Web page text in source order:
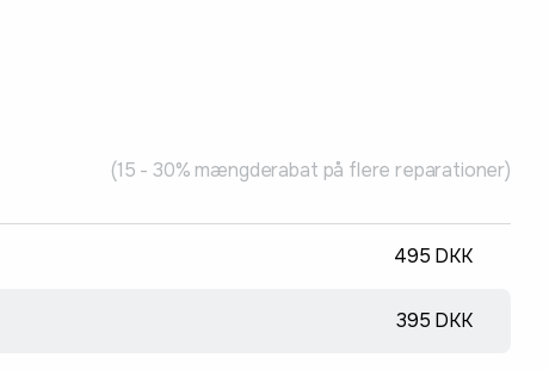
(15 - 30% mængderabat på flere reparationer)
495 DKK
395 DKK